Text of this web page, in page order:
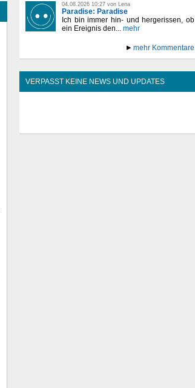
04.08.2026 10:27 von Lena
Paradise: Paradise
Ich bin immer hin- und hergerissen, ob
ein Ereignis den... mehr
mehr Kommentare
VERPASST KEINE NEWS UND UPDATES